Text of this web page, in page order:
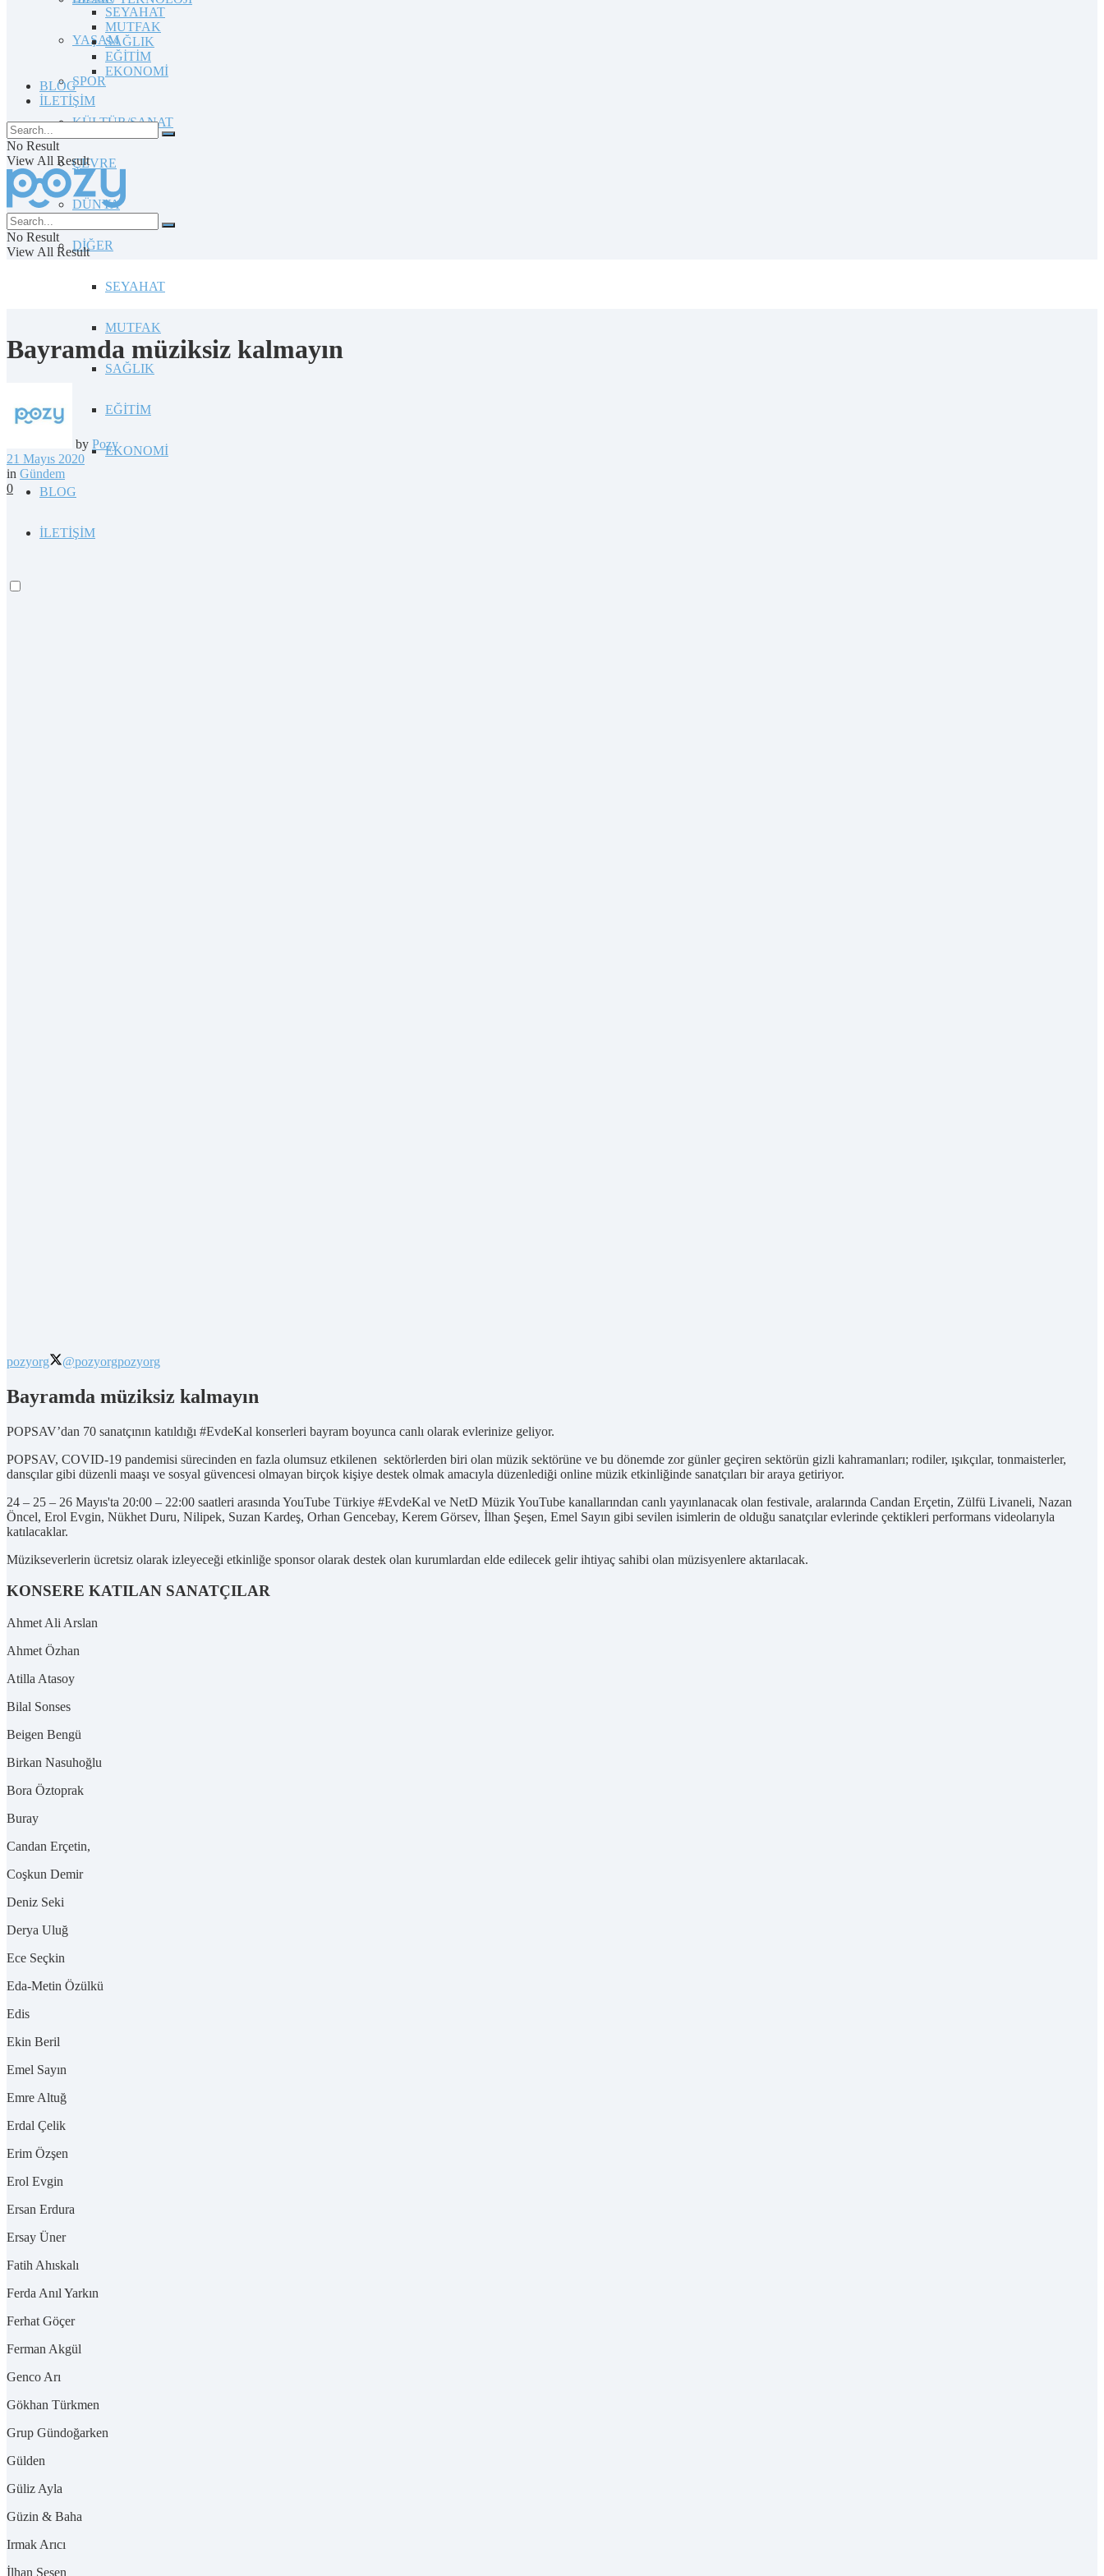
YAŞAM
SPOR
KÜLTÜR/SANAT
ÇEVRE
DÜNYA
DİĞER
SEYAHAT
MUTFAK
SAĞLIK
EĞİTİM
EKONOMİ
BLOG
İLETİŞİM
SEYAHAT
MUTFAK
SAĞLIK
EĞİTİM
EKONOMİ
BLOG
İLETİŞİM
No Result
View All Result
No Result
View All Result
Bayramda müziksiz kalmayın
by Pozy
21 Mayıs 2020
in Gündem
0
pozyorg @pozyorgpozyorg
Bayramda müziksiz kalmayın
POPSAV’dan 70 sanatçının katıldığı #EvdeKal konserleri bayram boyunca canlı olarak evlerinize geliyor.
POPSAV, COVID-19 pandemisi sürecinden en fazla olumsuz etkilenen sektörlerden biri olan müzik sektörüne ve bu dönemde zor günler geçiren sektörün gizli kahramanları; rodiler, ışıkçılar, tonmaisterler,
dansçılar gibi düzenli maaşı ve sosyal güvencesi olmayan birçok kişiye destek olmak amacıyla düzenlediği online müzik etkinliğinde sanatçıları bir araya getiriyor.
24 – 25 – 26 Mayıs'ta 20:00 – 22:00 saatleri arasında YouTube Türkiye #EvdeKal ve NetD Müzik YouTube kanallarından canlı yayınlanacak olan festivale, aralarında Candan Erçetin, Zülfü Livaneli, Nazan
Öncel, Erol Evgin, Nükhet Duru, Nilipek, Suzan Kardeş, Orhan Gencebay, Kerem Görsev, İlhan Şeşen, Emel Sayın gibi sevilen isimlerin de olduğu sanatçılar evlerinde çektikleri performans videolarıyla
katılacaklar.
Müzikseverlerin ücretsiz olarak izleyeceği etkinliğe sponsor olarak destek olan kurumlardan elde edilecek gelir ihtiyaç sahibi olan müzisyenlere aktarılacak.
KONSERE KATILAN SANATÇILAR
Ahmet Ali Arslan
Ahmet Özhan
Atilla Atasoy
Bilal Sonses
Beigen Bengü
Birkan Nasuhoğlu
Bora Öztoprak
Buray
Candan Erçetin,
Coşkun Demir
Deniz Seki
Derya Uluğ
Ece Seçkin
Eda-Metin Özülkü
Edis
Ekin Beril
Emel Sayın
Emre Altuğ
Erdal Çelik
Erim Özşen
Erol Evgin
Ersan Erdura
Ersay Üner
Fatih Ahıskalı
Ferda Anıl Yarkın
Ferhat Göçer
Ferman Akgül
Genco Arı
Gökhan Türkmen
Grup Gündoğarken
Gülden
Güliz Ayla
Güzin & Baha
Irmak Arıcı
İlhan Şeşen